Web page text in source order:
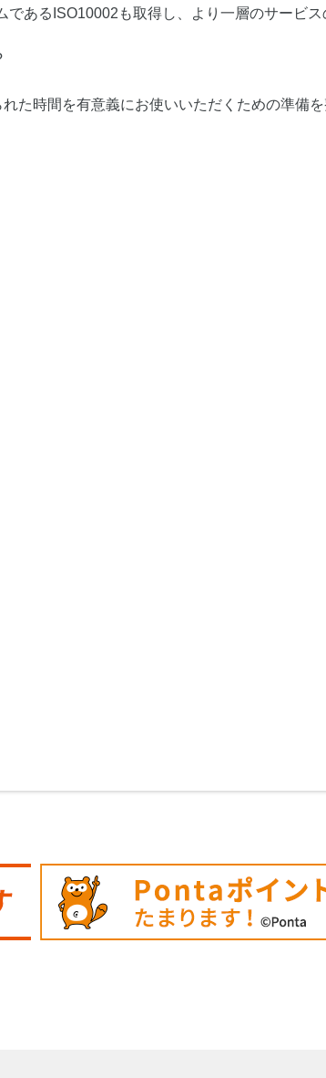
あるISO10002も取得し、より一層のサービ
た時間を有意義にお使いいただくための準備を